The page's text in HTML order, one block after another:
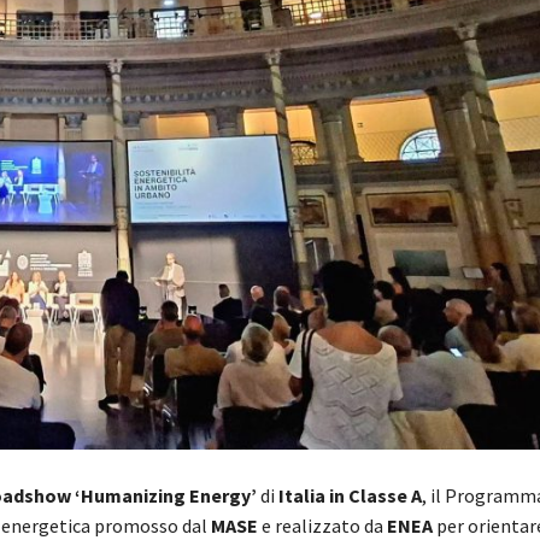
‘Humanizing Energy’di Italia in Classe A, il
promosso dal MASE e realizzato da ENEAper